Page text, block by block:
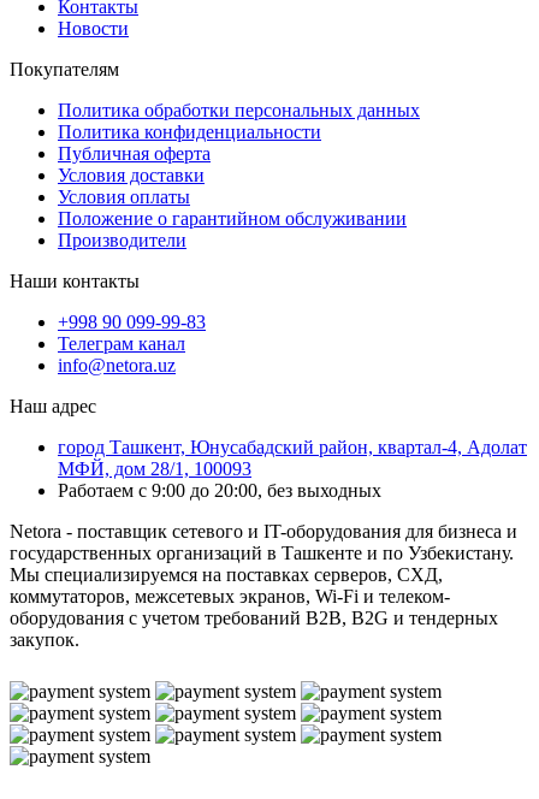
Контакты
Новости
Покупателям
Политика обработки персональных данных
Политика конфиденциальности
Публичная оферта
Условия доставки
Условия оплаты
Положение о гарантийном обслуживании
Производители
Наши контакты
+998 90 099-99-83
Телеграм канал
info@netora.uz
Наш адрес
город Ташкент, Юнусабадский район, квартал-4, Адолат
МФЙ, дом 28/1, 100093
Работаем с 9:00 до 20:00, без выходных
Netora - поставщик сетевого и IT-оборудования для бизнеса и
государственных организаций в Ташкенте и по Узбекистану.
Мы специализируемся на поставках серверов, СХД,
коммутаторов, межсетевых экранов, Wi-Fi и телеком-
оборудования с учетом требований B2B, B2G и тендерных
закупок.